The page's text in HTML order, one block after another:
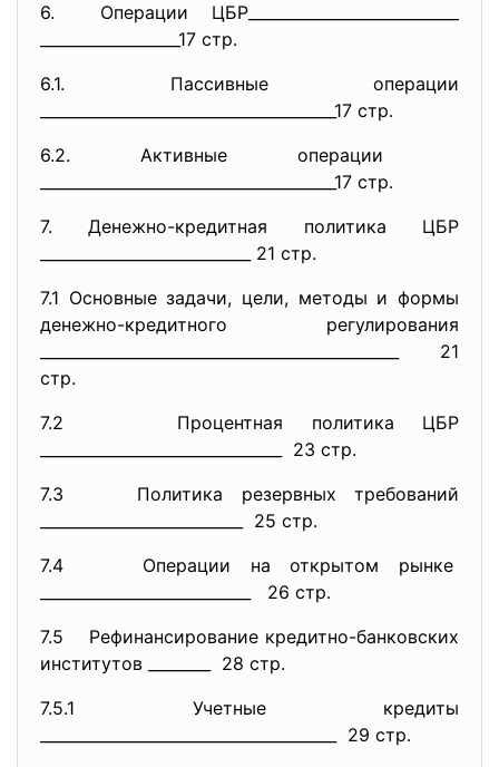
6. Операции ЦБР___________________________
__________________17 стр.
6.1. Пассивные операции
________17 стр.
6.2. Активные операции
________17 стр.
7. Денежно-кредитная политика ЦБР
___________________________ 21 стр.
7.1 Основные задачи, цели, методы и формы
денежно-кредитного регулирования
________________ 21
стр.
7.2 Процентная политика ЦБР
_ 23 стр.
7.3 Политика резервных требований
__________________________ 25 стр.
7.4 Операции на открытом рынке
___________________________ 26 стр.
7.5 Рефинансирование кредитно-банковских
институтов ________ 28 стр.
7.5.1 Учетные кредиты
________ 29 стр.